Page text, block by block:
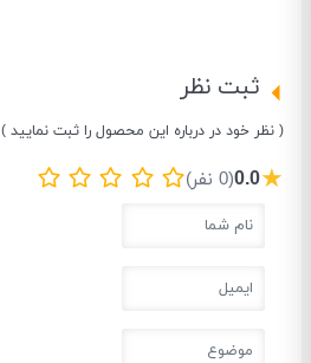
ثبت نظر
( نظر خود در درباره این محصول را ثبت نمایید )
★
0.0(0 نفر)